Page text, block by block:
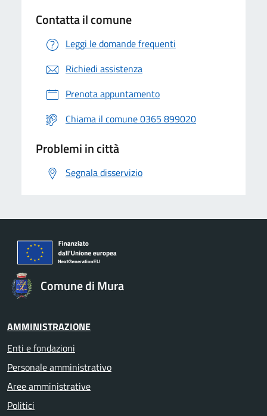
Contatta il comune
Leggi le domande frequenti
Richiedi assistenza
Prenota appuntamento
Chiama il comune 0365 899020
Problemi in città
Segnala disservizio
Comune di Mura
AMMINISTRAZIONE
Enti e fondazioni
Personale amministrativo
Aree amministrative
Politici